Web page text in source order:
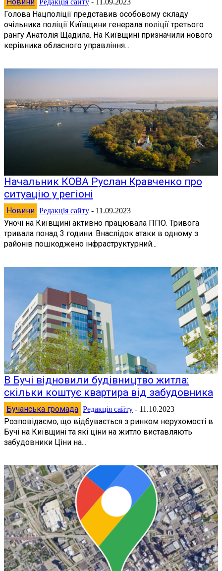
Редакція сайту - 11.09.2023
Голова Нацполіції представив особовому складу
очільника поліції Київщини генерала поліції третього
рангу Анатолія Щадила. На Київщині призначили нового
керівника обласного управління...
Начальник КОВА Руслан Кравченко про
ситуацію у регіоні
Новини Редакція сайту - 11.09.2023
Уночі на Київщині активно працювала ППО. Тривога
тривала понад 3 години. Внаслідок атаки в одному з
районів пошкоджено інфраструктурний...
В Бучі відновили будівництво житла:
скільки коштує квартира від забудовника
Бучанська громада Редакція сайту - 11.10.2023
Розповідаємо, що відбувається з ринком нерухомості в
Бучі на Київщині та які ціни на житло виставляють
забудовники Ціни на...